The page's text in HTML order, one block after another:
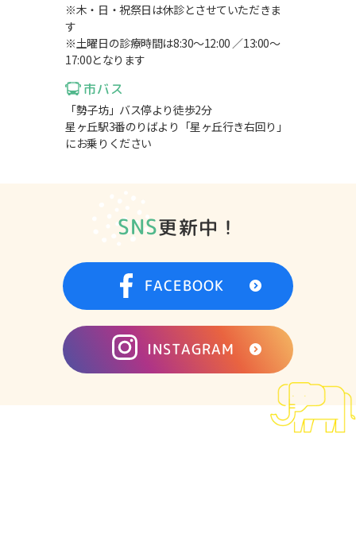
※木・日・祝祭日は休診とさせていただきま
す
※土曜日の診療時間は8:30～12:00 ／13:00～
17:00となります
市バス
「勢子坊」バス停より徒歩2分
星ヶ丘駅3番のりばより「星ヶ丘行き右回り」
にお乗りください
SNS更新中！
FACEBOOK
INSTAGRAM